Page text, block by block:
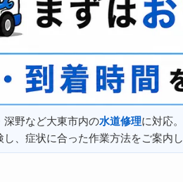
深野など大東市内の水道修理に対応
、症状に合った作業方法をご案内し